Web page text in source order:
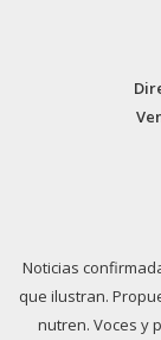
Noticias
que ilustran.
nutren. Voces y